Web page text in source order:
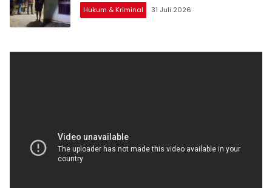
Hukum & Kriminal 31 Juli 2026